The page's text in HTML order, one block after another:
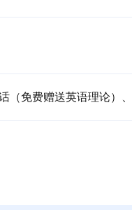
（免费赠送英语理论）